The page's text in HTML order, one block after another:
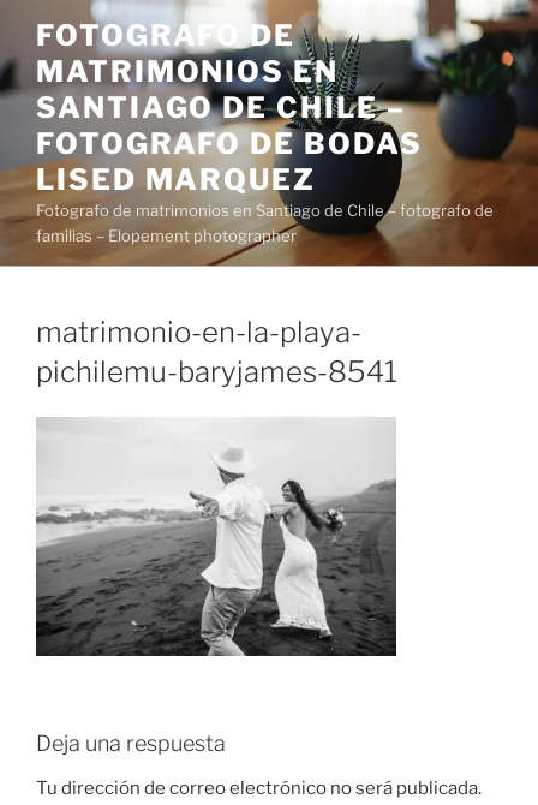
contenido
FOTOGRAFO DE
MATRIMONIOS EN
SANTIAGO DE CHILE –
FOTOGRAFO DE BODAS
LISED MARQUEZ
Fotografo de matrimonios en Santiago de Chile – fotografo de
familias – Elopement photographer
matrimonio-en-la-playa-
pichilemu-baryjames-8541
Deja una respuesta
Tu dirección de correo electrónico no será publicada.